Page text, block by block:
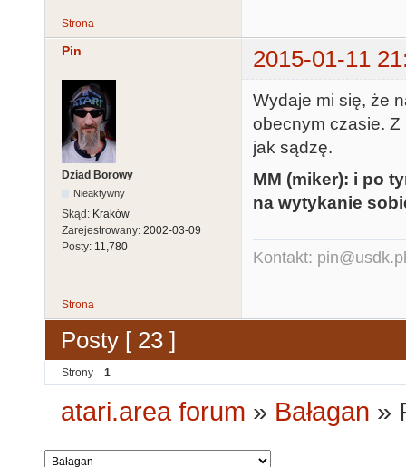
Strona
Pin 2015-01-11
Dziad Borowy
Nieaktywny
Skąd: Kraków
Zarejestrowany: 2002-03-09
Posty: 11,780
Wydaje mi się, że
obecnym czasie.
jak sądzę.
MM (miker): i po
na wytykanie
Kontakt: pin@usdk.pl
Strona
Posty [ 23 ]
Strony 1
atari.area forum » Bałagan »